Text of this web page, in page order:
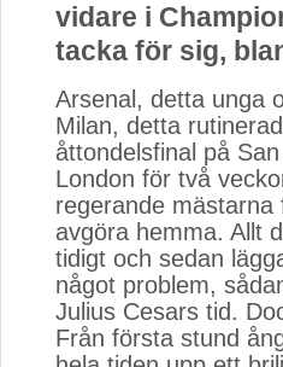
vidare i
tacka för sig,
Arsenal, detta unga
Milan, detta
åttondelsfinal på
London för två
regerande
avgöra hemma. Allt
tidigt och sedan
något problem,
Julius Cesars tid.
Från första stund